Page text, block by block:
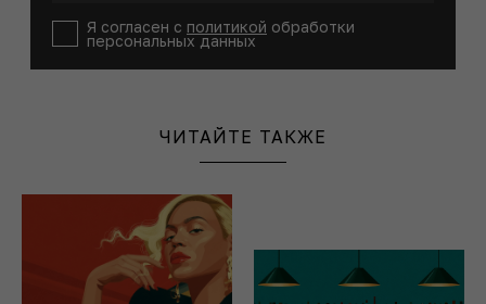
Я согласен с политикой обработки
персональных данных
ЧИТАЙТЕ ТАКЖЕ